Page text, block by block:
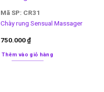
Mã SP: CR31
Chày rung Sensual Massager
750.000₫
Thêm vào giỏ hàng